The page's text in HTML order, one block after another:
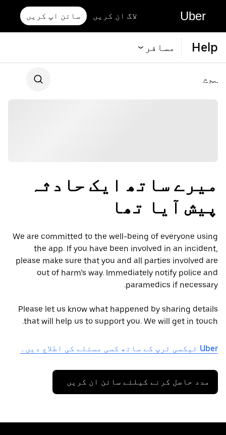
Uber لاگ ان کریں سائن اپ کریں
Help مسافر
ہوم
میرے ساتھ ایک حادثہ
پیش آیا تھا
We are committed to the well-being of everyone using
the app. If you have been involved in an incident,
please make sure that you and all parties involved are
out of harm’s way. Immediately notify police and
paramedics if necessary.
Please let us know what happened by sharing details
that will help us to support you. We will get in touch.
Uber ٹیکسی ٹرپ کے ساتھ کسی مسئلے کی اطلاع دیں۔
مدد حاصل کرنے کیلئے سائن ان کریں